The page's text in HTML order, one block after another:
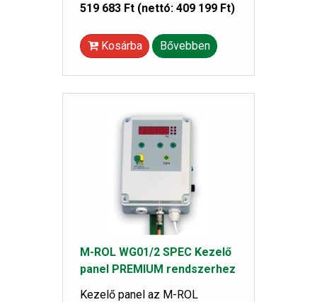
519 683 Ft (nettó: 409 199 Ft)
Kosárba Bővebben
M-ROL WG01/2 SPEC Kezelő
panel PREMIUM rendszerhez
Kezelő panel az M-ROL